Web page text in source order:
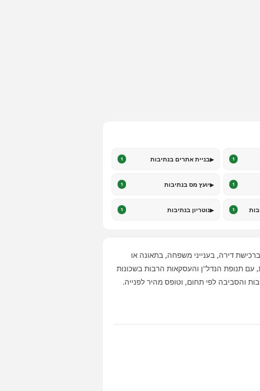
1
▸בניית אתרים בנתיבות 1
1
▸יועץ מס בנתיבות 1
1
▸נוטריון בנתיבות 1
דירה, בענייני משפחה, בתאונה או
עם תנופת הנדל"ן והעסקאות הרבות בשכונות
והסביבה לפי תחום, וטופס מהיר לפנייה.